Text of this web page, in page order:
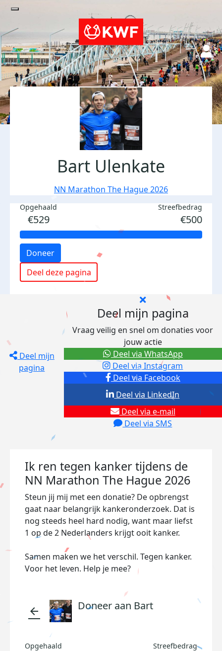
Bart Ulenkate
NN Marathon The Hague 2026
Opgehaald
€529
Streefbedrag
€500
Doneer
Deel deze pagina
Deel mijn
pagina
Deel mijn pagina
Vraag veilig en snel om donaties voor
jouw actie
Deel via Facebook
Deel via Instagram
Deel via e-mail
Deel via SMS
Deel via LinkedIn
Deel via WhatsApp
Ik ren tegen kanker tijdens de
NN Marathon The Hague 2026
Steun jij mij met een donatie? De opbrengst
gaat naar belangrijk kankeronderzoek. Dat is
nog steeds heel hard nodig, want maar liefst
1 op de 2 Nederlanders krijgt ooit kanker.
Samen maken we het verschil. Tegen kanker.
Voor het leven. Help je mee?
arrow_back Doneer aan Bart
Opgehaald Streefbedrag